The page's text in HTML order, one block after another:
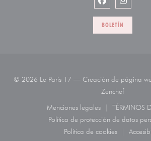
Facebook
BOLETÍN
© 2026 Le Paris 17 — Creación de página
Zenchef((abre en
Menciones legales
((abre en una nueva
TÉRMINOS
Política de protección de datos
((abre en
Política de cookies